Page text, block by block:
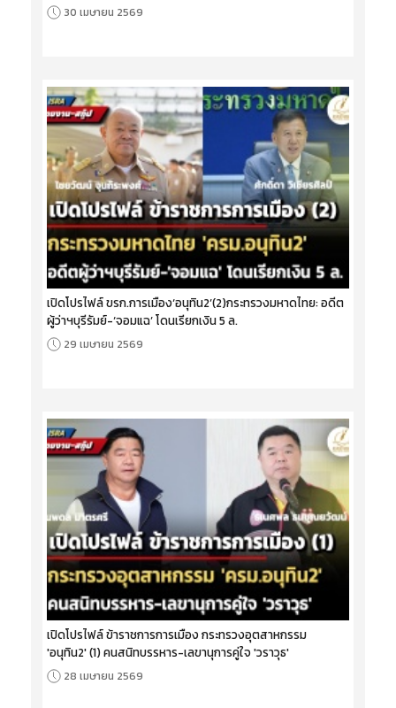
30 เมษายน 2569
เปิดโปรไฟล์ ขรก.การเมือง‘อนุทิน2’(2)กระทรวงมหาดไทย: อดีต
ผู้ว่าฯบุรีรัมย์-‘จอมแฉ’ โดนเรียกเงิน 5 ล.
29 เมษายน 2569
เปิดโปรไฟล์ ข้าราชการการเมือง กระทรวงอุตสาหกรรม
'อนุทิน2' (1) คนสนิทบรรหาร-เลขานุการคู่ใจ 'วราวุธ'
28 เมษายน 2569